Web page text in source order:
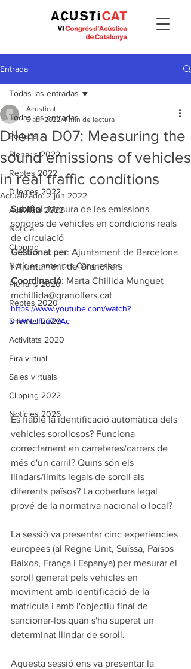
Entrada
Todas las entradas
Portada
Plenaris 2022
Reptes 2022
Dilemes 2022
Activitats 2022
Notícia
Clipping
Notícies anteriors Congressos
Plenaris 2020
Reptes 2020
Dilemes 2020
Activitats 2020
Fira virtual
Sales virtuals
Clipping 2022
Notícies 2026
Todas las entradas
Dilema D07: Measuring the
sound emissions of vehicles
in real traffic conditions
Acusticat
5 abr 2022 4 min de lectura
Actualizado:2 jun 2022
Subtítol: Mesura de les emissions
sonores de vehicles en condicions reals
de circulació
Gestionat per: Ajuntament de Barcelona
i Ajuntament de Granollers
Coordinació: Marta Chillida Munguet
mchillida@granollers.cat
https://www.youtube.com/watch?
v=WNcIfhuZVAc
És fiable la identificació automàtica dels
vehicles sorollosos? Funciona
correctament en carreteres/carrers de
més d'un carril? Quins són els
llindars/límits legals de soroll als
diferents països? La cobertura legal
prové de la normativa nacional o local?
La sessió va presentar cinc experiències
europees (al Regne Unit, Suïssa, Països
Baixos, França i Espanya) per mesurar el
soroll generat pels vehicles en
moviment amb identificació de la
matrícula i amb l'objectiu final de
sancionar-los quan s'ha superat un
determinat llindar de soroll.
Aquesta sessió ens va presentar la